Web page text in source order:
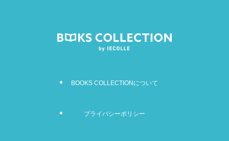
BOOKS COLLECTIONについて
プライバシーポリシー